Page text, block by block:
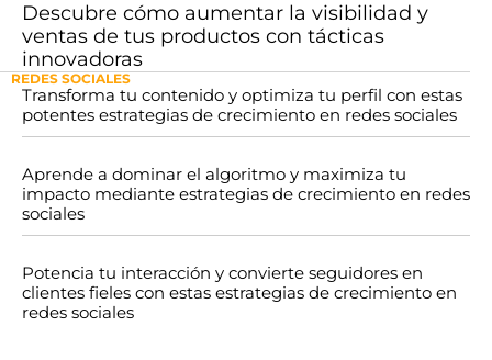
Descubre cómo aumentar la visibilidad y
ventas de tus productos con tácticas
innovadoras
REDES SOCIALES
Transforma tu contenido y optimiza tu perfil con estas
potentes estrategias de crecimiento en redes sociales
Aprende a dominar el algoritmo y maximiza tu
impacto mediante estrategias de crecimiento en redes
sociales
Potencia tu interacción y convierte seguidores en
clientes fieles con estas estrategias de crecimiento en
redes sociales